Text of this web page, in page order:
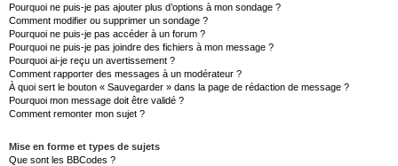
Pourquoi ne puis-je pas ajouter plus d’options à mon sondage ?
Comment modifier ou supprimer un sondage ?
Pourquoi ne puis-je pas accéder à un forum ?
Pourquoi ne puis-je pas joindre des fichiers à mon message ?
Pourquoi ai-je reçu un avertissement ?
Comment rapporter des messages à un modérateur ?
À quoi sert le bouton « Sauvegarder » dans la page de rédaction de message ?
Pourquoi mon message doit être validé ?
Comment remonter mon sujet ?
Mise en forme et types de sujets
Que sont les BBCodes ?